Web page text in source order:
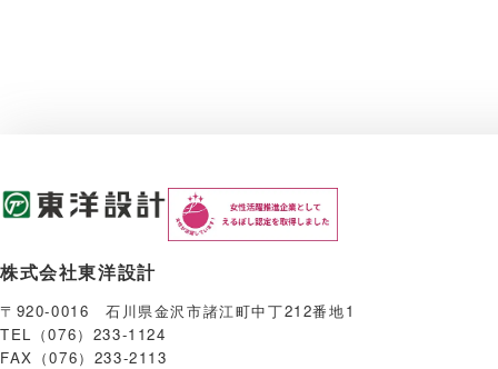
株式会社東洋設計
〒920-0016 石川県金沢市諸江町中丁212番地1
TEL（076）233-1124
FAX（076）233-2113